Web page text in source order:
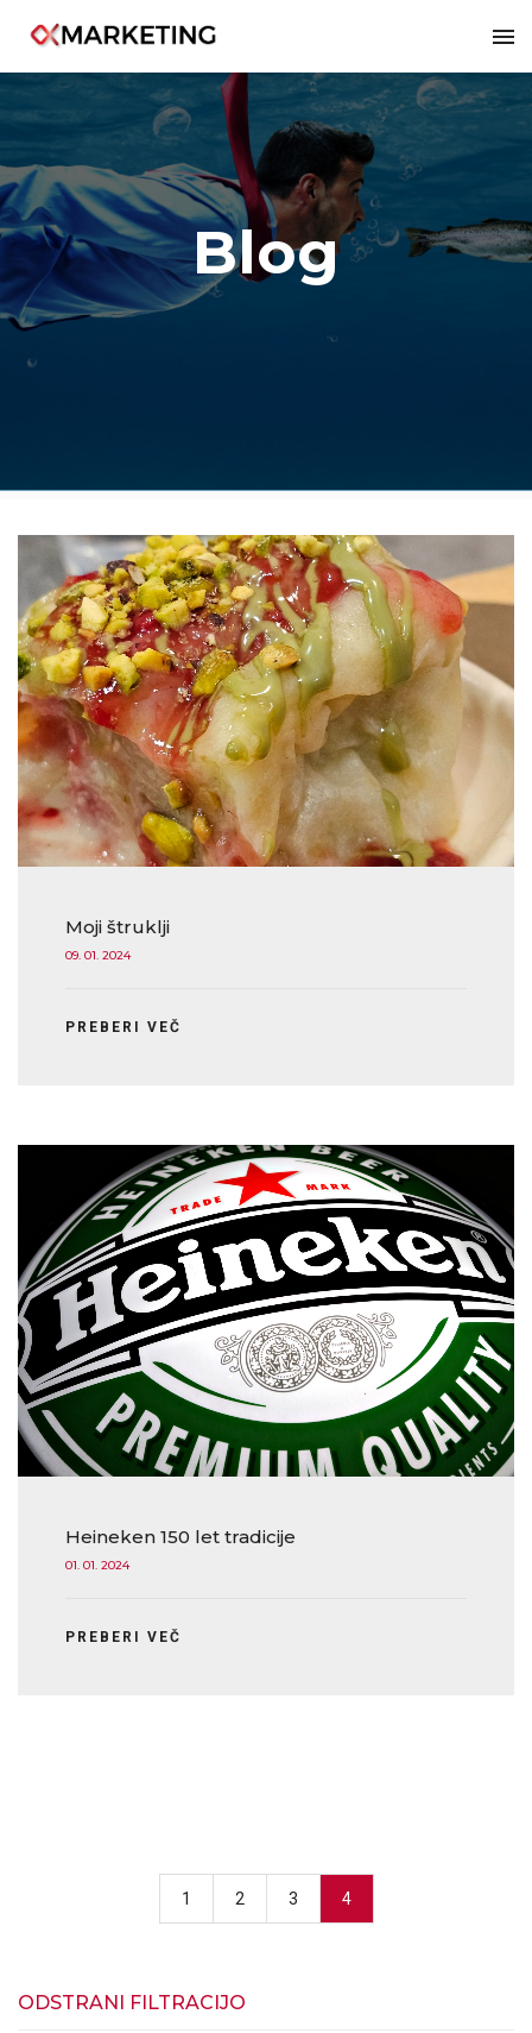
Blog
Moji štruklji
09. 01. 2024
PREBERI VEČ
Heineken 150 let tradicije
01. 01. 2024
PREBERI VEČ
1 2 3 4
ODSTRANI FILTRACIJO